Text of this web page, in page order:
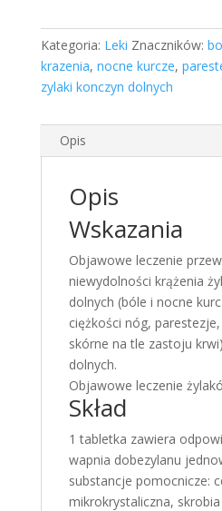
tabletek
powlekanych
bole
nocne
nog
''ciezkie
obrzek
zylaki
konczyn
dolnych
Kategoria: Leki Znaczników:
krazenia, nocne kurcze,
zylaki konczyn dolnych
Opis
Opis
Wskazania
Objawowe leczenie
niewydolności krążenia
dolnych (bóle i nocne
ciężkości nóg,
skórne na tle zastoju
dolnych.
Objawowe leczenie
Skład
1 tabletka zawiera
wapnia dobezylanu
substancje pomocnicze:
mikrokrystaliczna,